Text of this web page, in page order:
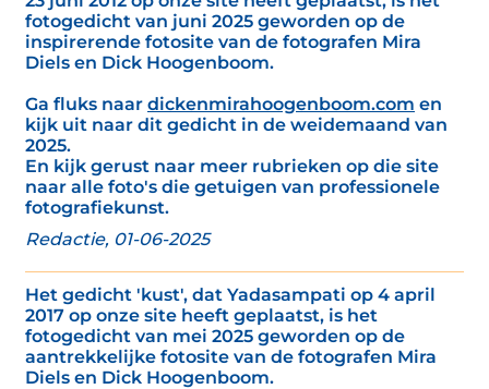
fotogedicht van juni 2025 geworden op de
inspirerende fotosite van de fotografen Mira
Diels en Dick Hoogenboom.
Ga fluks naar dickenmirahoogenboom.com en
kijk uit naar dit gedicht in de weidemaand van
2025.
En kijk gerust naar meer rubrieken op die site
naar alle foto's die getuigen van professionele
fotografiekunst.
Redactie, 01-06-2025
Het gedicht 'kust', dat Yadasampati op 4 april
2017 op onze site heeft geplaatst, is het
fotogedicht van mei 2025 geworden op de
aantrekkelijke fotosite van de fotografen Mira
Diels en Dick Hoogenboom.